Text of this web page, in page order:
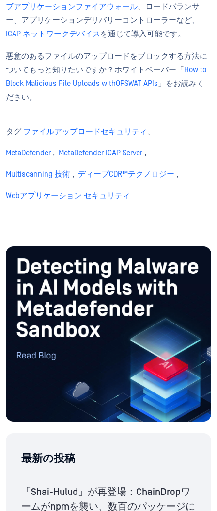
ブアプリケーションファイアウォール、ロードバランサ
ー、アプリケーションデリバリーコントローラーなど、
ICAP ネットワークデバイス を通じて導入可能です。
悪意のあるファイルのアップロードをブロックする方法に
ついてもっと知りたいですか？ホワイトペーパー「 How to
Block Malicious File Uploads withOPSWAT APIs 」をお読みく
ださい。
タグ ファイルアップロードセキュリティ 、
MetaDefender , MetaDefender ICAP Server ,
Multiscanning 技術 , ディープCDR™テクノロジー ,
Webアプリケーション セキュリティ
最新の投稿
「Shai-Hulud」が再登場：ChainDropワ
ームがnpmを襲い、数百のパッケージに